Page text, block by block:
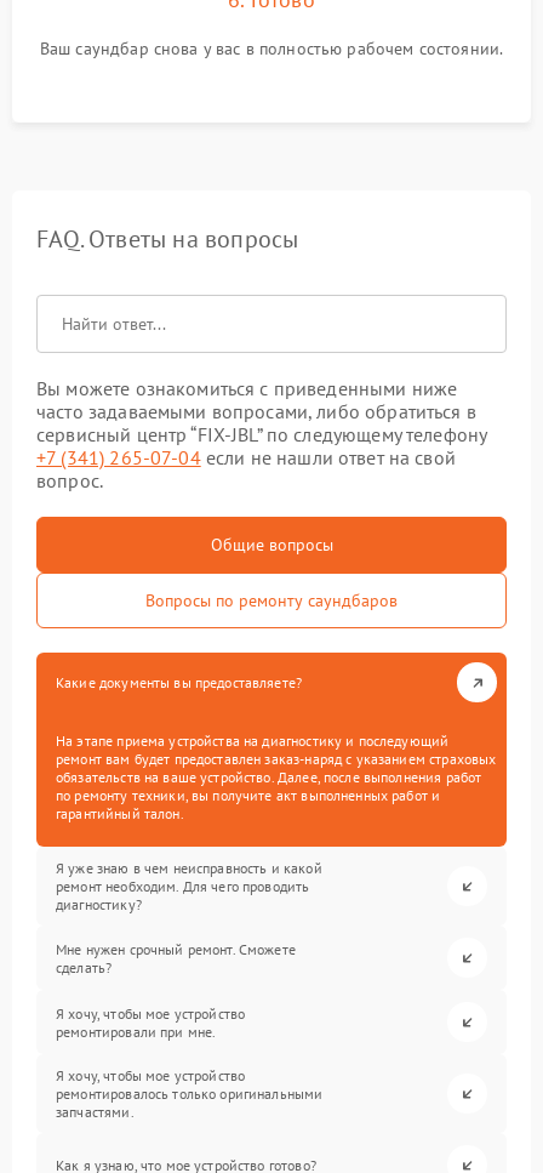
Ваш саундбар снова у вас в полностью рабочем состоянии.
FAQ. Ответы на вопросы
Вы можете ознакомиться с приведенными ниже
часто задаваемыми вопросами, либо обратиться в
сервисный центр “FIX-JBL” по следующему телефону
+7 (341) 265-07-04если не нашли ответ на свой
вопрос.
Общие вопросы
Вопросы по ремонту саундбаров
Какие документы вы предоставляете?
На этапе приема устройства на диагностику и последующий
ремонт вам будет предоставлен заказ-наряд с указанием страховых
обязательств на ваше устройство. Далее, после выполнения работ
по ремонту техники, вы получите акт выполненных работ и
гарантийный талон.
Я уже знаю в чем неисправность и какой
ремонт необходим. Для чего проводить
диагностику?
Мне нужен срочный ремонт. Сможете
сделать?
Я хочу, чтобы мое устройство
ремонтировали при мне.
Я хочу, чтобы мое устройство
ремонтировалось только оригинальными
запчастями.
Как я узнаю, что мое устройство готово?